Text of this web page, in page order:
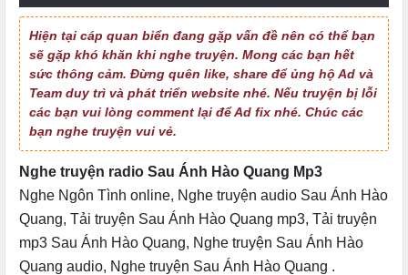
Hiện tại cáp quan biển đang gặp vấn đề nên có thể bạn
sẽ gặp khó khăn khi nghe truyện. Mong các bạn hết
sức thông cảm. Đừng quên like, share để ủng hộ Ad và
Team duy trì và phát triển website nhé. Nếu truyện bị lỗi
các bạn vui lòng comment lại để Ad fix nhé. Chúc các
bạn nghe truyện vui vẻ.
Nghe truyện radio Sau Ánh Hào Quang Mp3
Nghe Ngôn Tình online, Nghe truyện audio Sau Ánh Hào
Quang, Tải truyện Sau Ánh Hào Quang mp3, Tải truyện
mp3 Sau Ánh Hào Quang, Nghe truyện Sau Ánh Hào
Quang audio, Nghe truyện Sau Ánh Hào Quang .